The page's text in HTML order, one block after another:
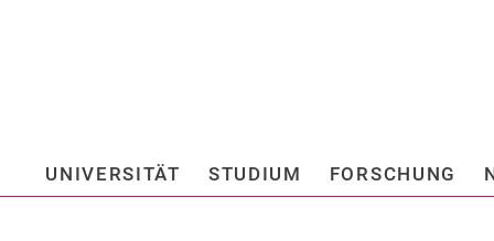
Springe direkt zu:
UNIVERSITÄT STUDIUM FORSCHUNG